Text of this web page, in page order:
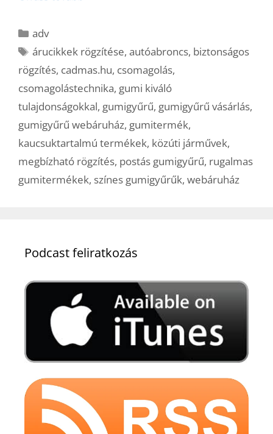
Kategória
adv
Címkék
árucikkek rögzítése,autóabroncs, biztonságos
rögzítés, cadmas.hu, csomagolás,
csomagolástechnika, gumi kiváló
tulajdonságokkal, gumigyűrű, gumigyűrű vásárlás,
gumigyűrű webáruház, gumitermék,
kaucsuktartalmú termékek, közúti járművek,
megbízható rögzítés, postás gumigyűrű, rugalmas
gumitermékek, színes gumigyűrűk, webáruház
Podcast feliratkozás